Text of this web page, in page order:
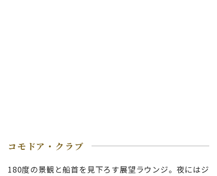
コモドア・クラブ
180度の景観と船首を見下ろす展望ラウンジ。夜にはジ